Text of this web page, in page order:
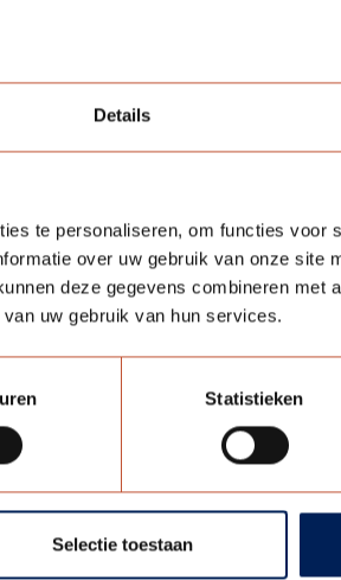
Details
te personaliseren, om functies voor
over uw gebruik van onze site
deze gegevens combineren met
uw gebruik van hun services.
Statistieken
Selectie toestaan